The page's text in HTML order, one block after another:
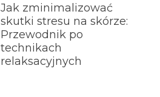
Jak zminimalizować
skutki stresu na skórze:
Przewodnik po
technikach
relaksacyjnych